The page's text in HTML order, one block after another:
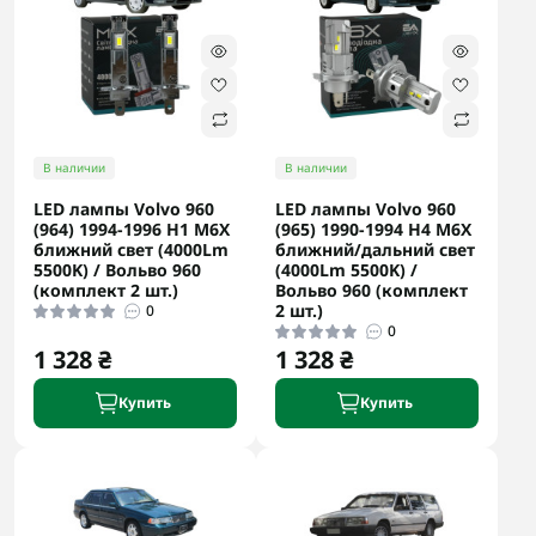
В наличии
LED лампы Volvo 960
(964) 1994-1996 H1 M6X
ближний свет (4000Lm
5500K) / Вольво 960
(комплект 2 шт.)
0
1 328 ₴
Купить
В наличии
LED лампы Volvo 960
(965) 1990-1994 H4 M6X
ближний/дальний свет
(4000Lm 5500K) /
Вольво 960 (комплект
2 шт.)
0
1 328 ₴
Купить